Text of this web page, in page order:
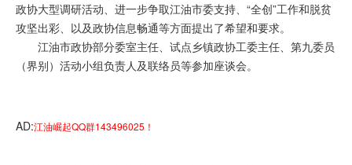
政协大型调研活动、进一步争取江油市委支持、“全创”工作和脱贫
攻坚出彩、以及政协信息畅通等方面提出了希望和要求。
江油市政协部分委室主任、试点乡镇政协工委主任、第九委员
（界别）活动小组负责人及联络员等参加座谈会。
AD:江油崛起QQ群143496025！